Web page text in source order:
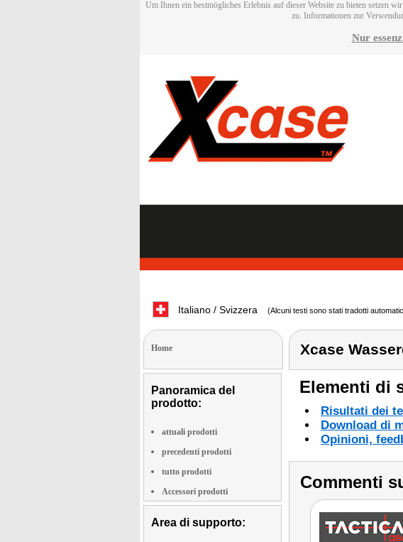
Um Ihnen ein bestmögliches Erlebnis auf dieser Website zu bieten setzen
zu. Informationen zur
Nur
Italiano / Svizzera (Alcuni testi sono stati tradotti
Home
Panoramica del
prodotto:
attuali prodotti
precedenti prodotti
tutto prodotti
Accessori prodotti
Area di supporto:
Xcase
Elementi di
Risultati dei
Download di
Opinioni,
Commenti